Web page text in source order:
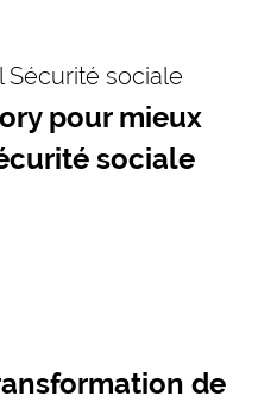
Sécurité sociale
pour mieux
sociale
de